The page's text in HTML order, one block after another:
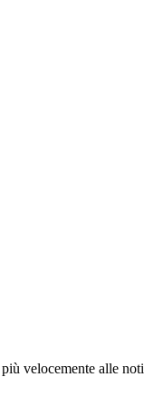
velocemente alle